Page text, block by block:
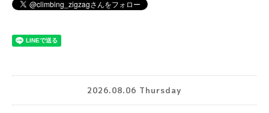
2026.08.06 Thursday